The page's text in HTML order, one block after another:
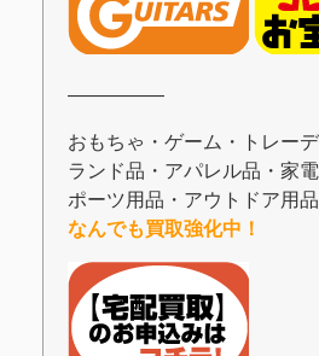
―――――
おもちゃ・ゲーム・トレー
ランド品・アパレル品・家
ポーツ用品・アウトドア用
なんでも買取強化中！